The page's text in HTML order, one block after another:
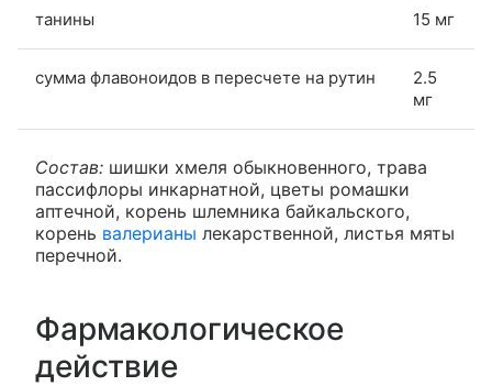
танины 15 мг
сумма флавоноидов в пересчете на рутин
2.5
мг
Состав: шишки хмеля обыкновенного, трава
пассифлоры инкарнатной, цветы ромашки
аптечной, корень шлемника байкальского,
корень валерианы лекарственной, листья мяты
перечной.
Фармакологическое
действие